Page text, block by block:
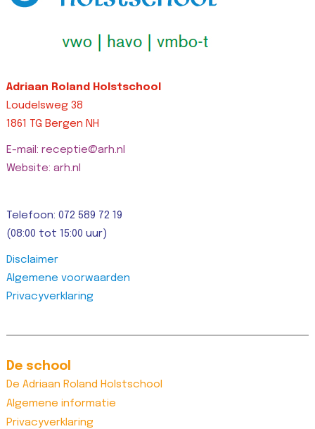
Adriaan Roland Holstschool
Loudelsweg 38
1861 TG Bergen NH
E-mail: receptie@arh.nl
Website: arh.nl
Telefoon: 072 589 72 19
(08:00 tot 15:00 uur)
Disclaimer
Algemene voorwaarden
Privacyverklaring
De school
De Adriaan Roland Holstschool
Algemene informatie
Privacyverklaring